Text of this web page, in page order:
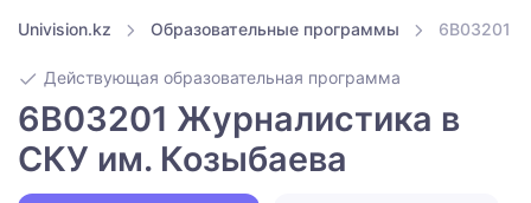
Univision.kz Образовательные программы 6B03201
Действующая образовательная программа
6B03201 Журналистика в
СКУ им. Козыбаева